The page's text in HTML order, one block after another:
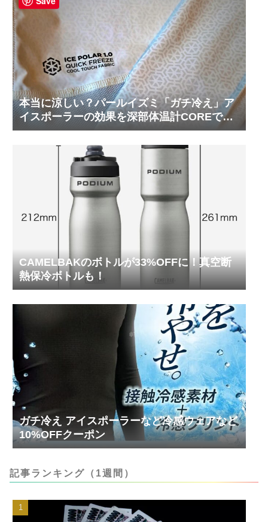
本当に涼しい？パールイズミ「ガチ冷え」ア
イスポーラーの効果を深部体温計COREで測
ってみた
CAMELBAKのボトルが33%OFFに！真空断
熱保冷ボトルも！
ガチ冷え アイスポーラーなど冷感ウェアなど
10%OFFクーポン
記事ランキング（1週間）